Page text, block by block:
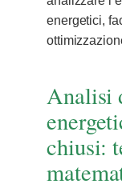
energetici,
Analisi
chiusi: